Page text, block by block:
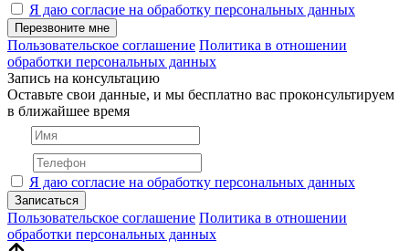
Я даю согласие на обработку персональных данных
Перезвоните мне
Пользовательское соглашение Политика в отношении
обработки персональных данных
Запись на консультацию
Оставьте свои данные, и мы бесплатно вас проконсультируем
в ближайшее время
Я даю согласие на обработку персональных данных
Записаться
Пользовательское соглашение Политика в отношении
обработки персональных данных